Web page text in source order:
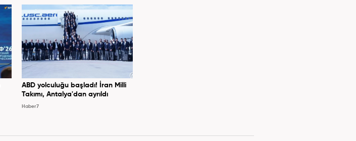
ABD yolculuğu başladı! İran Milli
Takımı, Antalya'dan ayrıldı
Haber7